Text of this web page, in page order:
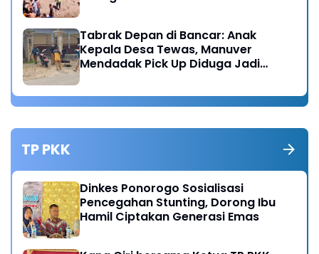
Tabrak Depan di Bancar: Anak
Kepala Desa Tewas, Manuver
Mendadak Pick Up Diduga Jadi
TP PKK
Dinkes Ponorogo Sosialisasi
Pencegahan Stunting, Dorong Ibu
Hamil Ciptakan Generasi Emas